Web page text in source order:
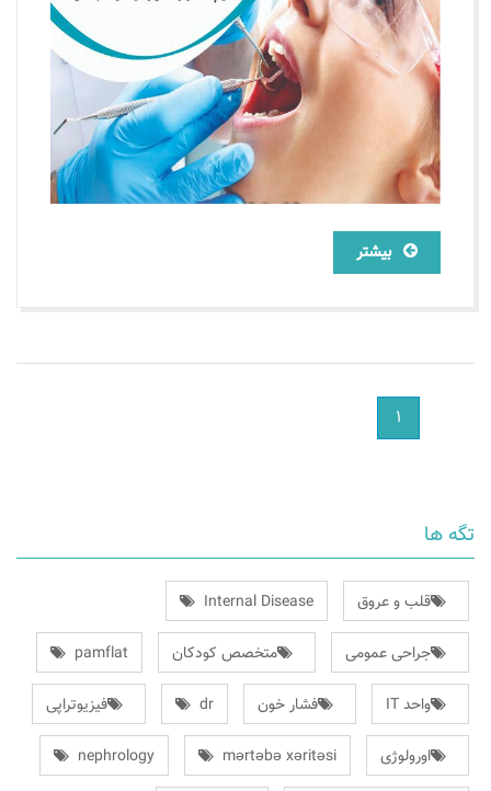
بیشتر
١
تگه ها
قلب و عروق Internal Disease
جراحی عمومی متخصص کودکان pamflat
واحد IT فشار خون dr فیزیوتراپی
اورولوژی mərtəbə xəritəsi
nephrology